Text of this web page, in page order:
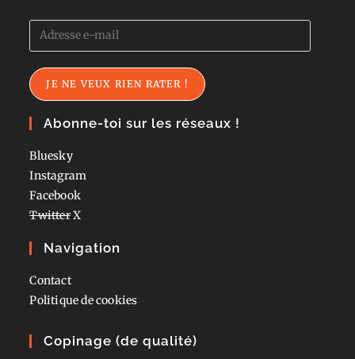
Adresse
e-
mail
JE NE VEUX RIEN RATER !
Abonne-toi sur les réseaux !
Bluesky
Instagram
Facebook
TwitterX
Navigation
Contact
Politique de cookies
Copinage (de qualité)